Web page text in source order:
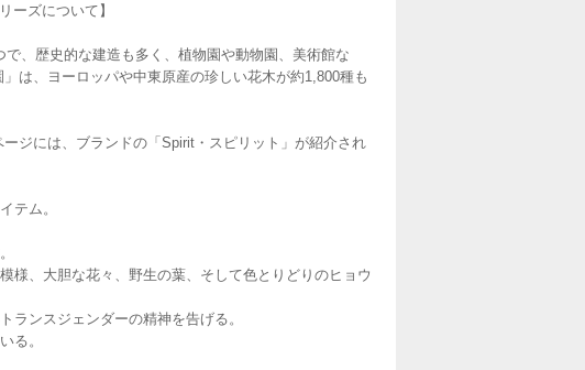
ーズについて】
、歴史的な建造も多く、植物園や動物園、美術館な
は、ヨーロッパや中東原産の珍しい花木が約1,800種も
ジには、ブランドの「Spirit・スピリット」が紹介され
テム。
様、大胆な花々、野生の葉、そして色とりどりのヒョウ
ランスジェンダーの精神を告げる。
る。